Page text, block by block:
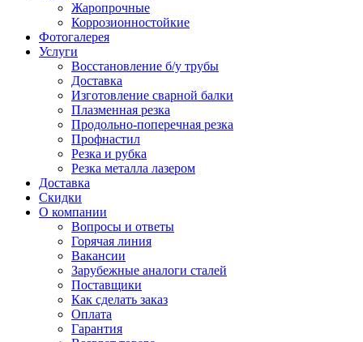
Жаропрочные
Коррозионностойкие
Фотогалерея
Услуги
Восстановление б/у трубы
Доставка
Изготовление сварной балки
Плазменная резка
Продольно-поперечная резка
Профнастил
Резка и рубка
Резка металла лазером
Доставка
Скидки
О компании
Вопросы и ответы
Горячая линия
Вакансии
Зарубежные аналоги сталей
Поставщики
Как сделать заказ
Оплата
Гарантия